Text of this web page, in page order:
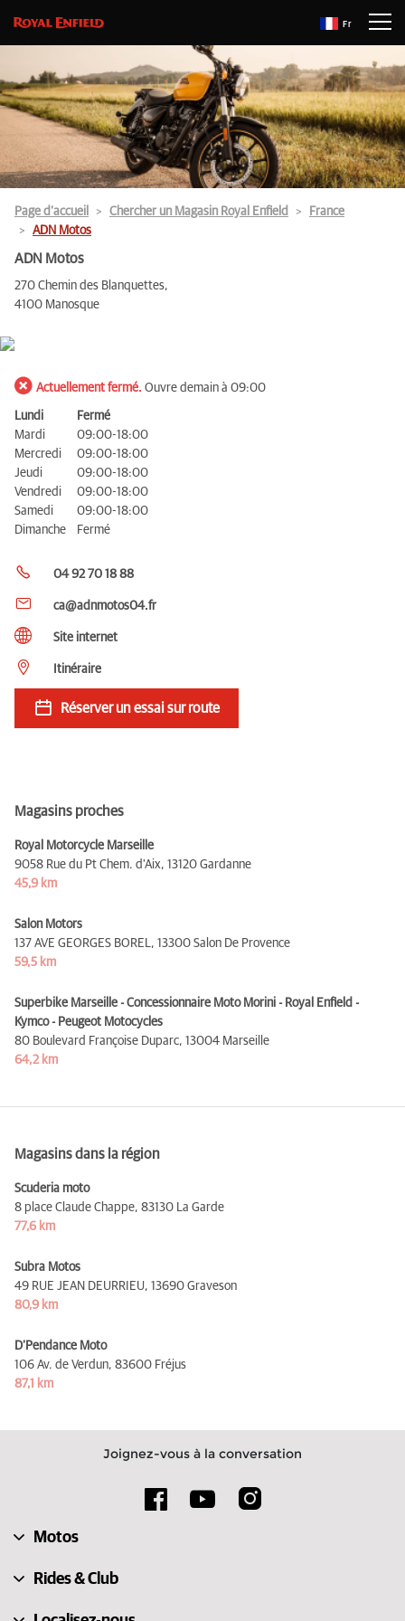
Fr
Page d’accueil Chercher un Magasin Royal Enfield
France
ADN Motos
ADN Motos
270 Chemin des Blanquettes,
4100 Manosque
Actuellement fermé. Ouvre demain à 09:00
Lundi
Fermé
Mardi
09:00-18:00
Mercredi
09:00-18:00
Jeudi
09:00-18:00
Vendredi
09:00-18:00
Samedi
09:00-18:00
Dimanche
Fermé
04 92 70 18 88
ca@adnmotos04.fr
Site internet
Itinéraire
Réserver un essai sur route
Magasins proches
Royal Motorcycle Marseille
9058 Rue du Pt Chem. d'Aix, 13120 Gardanne
45,9 km
Salon Motors
137 AVE GEORGES BOREL, 13300 Salon De Provence
59,5 km
Superbike Marseille - Concessionnaire Moto Morini - Royal Enfield -
Kymco - Peugeot Motocycles
80 Boulevard Françoise Duparc, 13004 Marseille
64,2 km
Magasins dans la région
Scuderia moto
8 place Claude Chappe, 83130 La Garde
77,6 km
Subra Motos
49 RUE JEAN DEURRIEU, 13690 Graveson
80,9 km
D’Pendance Moto
106 Av. de Verdun, 83600 Fréjus
87,1 km
Joignez-vous à la conversation
Motos
Rides & Club